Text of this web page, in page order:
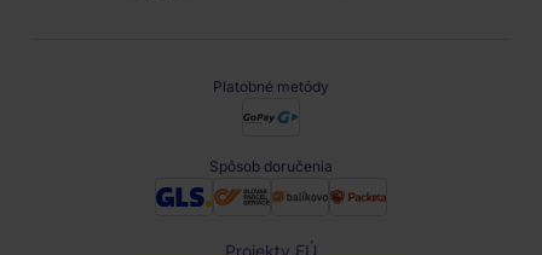
Platobné metódy
Spôsob doručenia
Projekty EÚ